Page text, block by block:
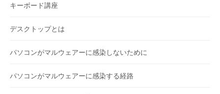
キーボード講座
デスクトップとは
パソコンがマルウェアーに感染しないために
パソコンがマルウェアーに感染する経路